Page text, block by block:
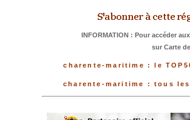
INFORMATION : Pour accéder
sur Carte
charente-maritime : le
charente-maritime : tous